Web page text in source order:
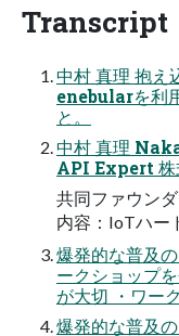
Transcript
中村 真理 抱え
enebularを利
と。
中村 真理
API Expert 株
共同ファウン
内容：IoTハー
爆発的な普及
ークショップ
が大切 ・ワー
爆発的な普及